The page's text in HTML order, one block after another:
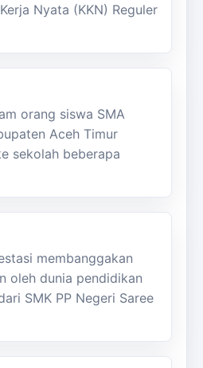
Nyata (KKN) Reguler
Enam Siswa
Sepeda
orang siswa SMA
Aceh Timur
sekolah beberapa
SMK PPN Saree
2026
membanggakan
oleh dunia pendidikan
SMK PP Negeri Saree
Aceh Timur
SMKN 1 Julok